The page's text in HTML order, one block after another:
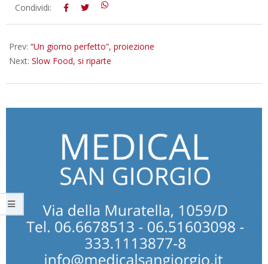
2013-
Condividi:
Prev: “Un giorno perfetto”, proiezione
Next: Slow Food, si riparte